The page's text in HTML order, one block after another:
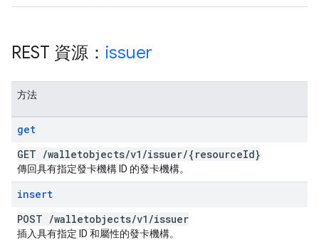
REST 資源： issuer
方法
get
GET /walletobjects/v1 /issuer/{resourceId}
傳回具有指定發卡機構 ID 的發卡機構。
insert
POST /walletobjects/v1 /issuer
插入具有指定 ID 和屬性的發卡機構。